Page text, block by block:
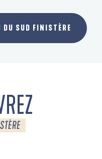
DU SUD FINISTÈRE